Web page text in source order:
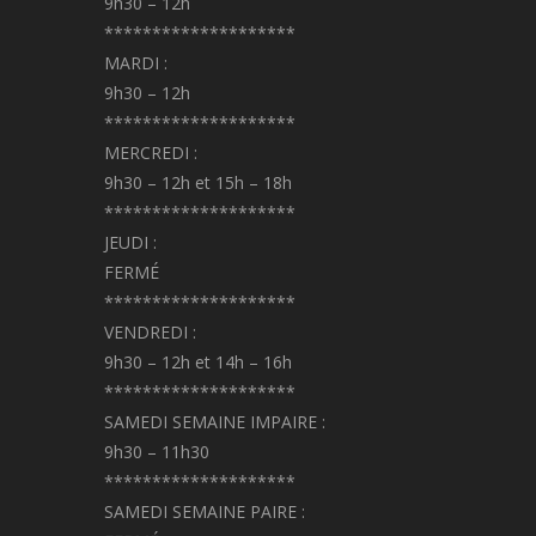
********************
MARDI :
9h30 – 12h
********************
MERCREDI :
9h30 – 12h et 15h – 18h
********************
JEUDI :
FERMÉ
********************
VENDREDI :
9h30 – 12h et 14h – 16h
********************
SAMEDI SEMAINE IMPAIRE :
9h30 – 11h30
********************
SAMEDI SEMAINE PAIRE :